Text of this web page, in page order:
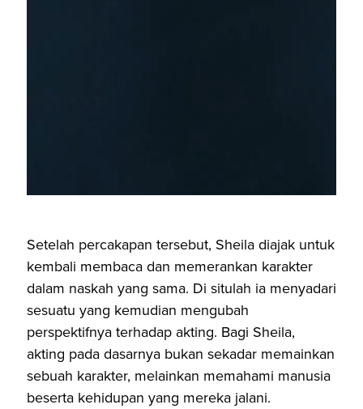
Setelah percakapan tersebut, Sheila diajak untuk
kembali membaca dan memerankan karakter
dalam naskah yang sama. Di situlah ia menyadari
sesuatu yang kemudian mengubah
perspektifnya terhadap akting. Bagi Sheila,
akting pada dasarnya bukan sekadar memainkan
sebuah karakter, melainkan memahami manusia
beserta kehidupan yang mereka jalani.